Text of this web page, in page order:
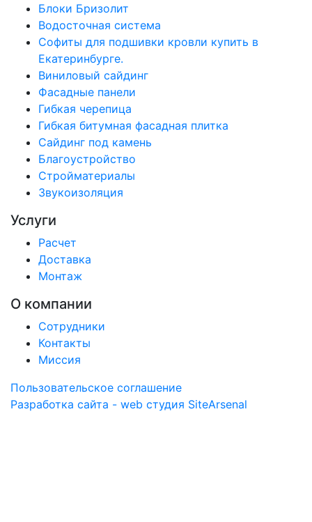
Блоки Бризолит
Водосточная система
Софиты для подшивки кровли купить в
Екатеринбурге.
Виниловый сайдинг
Фасадные панели
Гибкая черепица
Гибкая битумная фасадная плитка
Сайдинг под камень
Благоустройство
Стройматериалы
Звукоизоляция
Услуги
Расчет
Доставка
Монтаж
О компании
Сотрудники
Контакты
Миссия
Пользовательское соглашение
Разработка сайта - web студия SiteArsenal